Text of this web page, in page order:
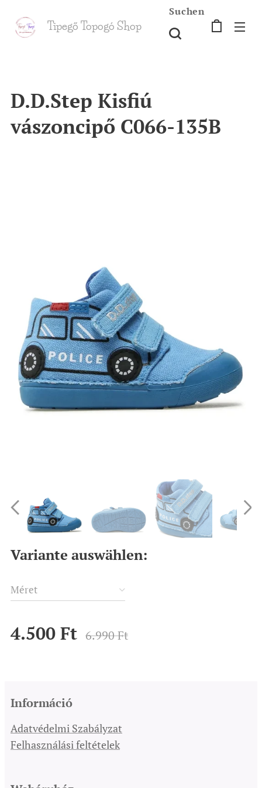
Tipegő Topogó Shop
Suchen
D.D.Step Kisfiú
vászoncipő C066-135B
Variante auswählen:
Méret
4.500 Ft 6.990Ft
Információ
Adatvédelmi Szabályzat
Felhasználási feltételek